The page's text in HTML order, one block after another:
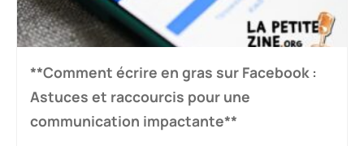
**Comment écrire en gras sur Facebook :
Astuces et raccourcis pour une
communication impactante**